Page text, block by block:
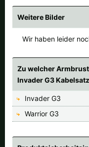
Weitere Bilder
Wir haben leider
Zu welcher
Invader G3
Invader G3
Warrior G3
Sollte Ihr Land nicht
"Deutschland" aus.